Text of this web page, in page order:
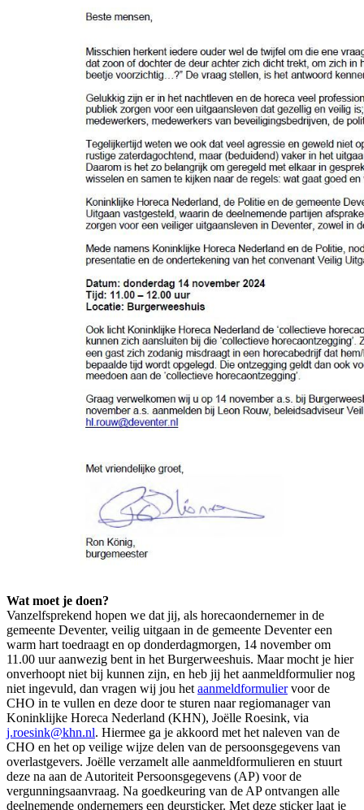
Wat moet je doen?
Vanzelfsprekend hopen we dat jij, als horecaondernemer in de
gemeente Deventer, veilig uitgaan in de gemeente Deventer een
warm hart toedraagt en op donderdagmorgen, 14 november om
11.00 uur aanwezig bent in het Burgerweeshuis. Maar mocht je hier
onverhoopt niet bij kunnen zijn, en heb jij het aanmeldformulier nog
niet ingevuld, dan vragen wij jou het aanmeldformuliervoor de
CHO in te vullen en deze door te sturen naar regiomanager van
Koninklijke Horeca Nederland (KHN), Joëlle Roesink, via
j.roesink@khn.nl. Hiermee ga je akkoord met het naleven van de
CHO en het op veilige wijze delen van de persoonsgegevens van
overlastgevers. Joëlle verzamelt alle aanmeldformulieren en stuurt
deze na aan de Autoriteit Persoonsgegevens (AP) voor de
vergunningsaanvraag. Na goedkeuring van de AP ontvangen alle
deelnemende ondernemers een deursticker. Met deze sticker laat je